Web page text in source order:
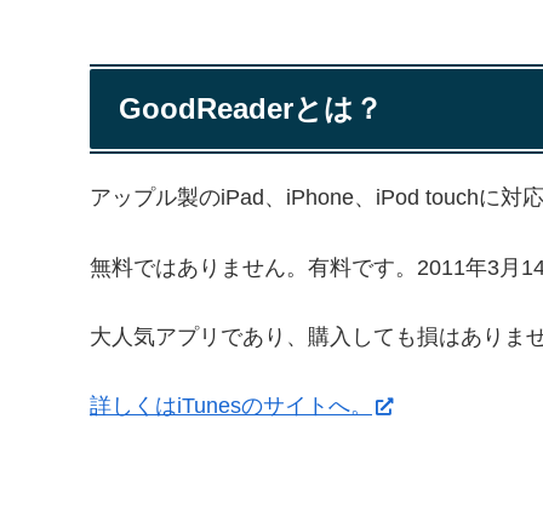
GoodReaderとは？
アップル製のiPad、iPhone、iPod touchに対
無料ではありません。有料です。2011年3月
大人気アプリであり、購入しても損はありま
詳しくはiTunesのサイトへ。